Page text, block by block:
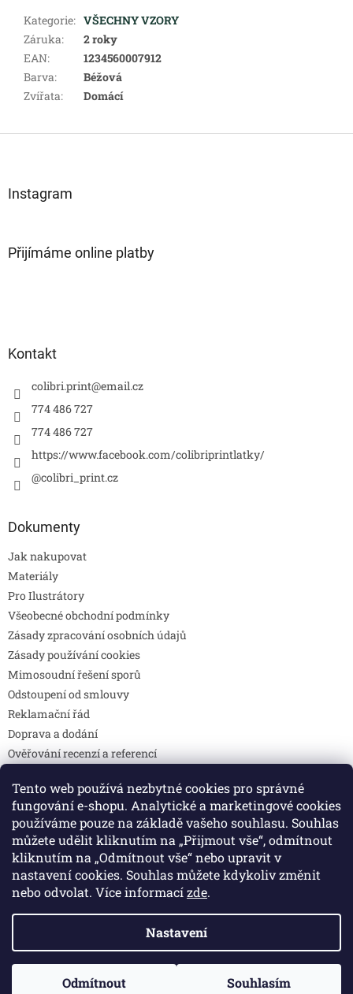
Tento web používá nezbytné cookies pro správné
fungování e-shopu. Analytické a marketingové cookies
používáme pouze na základě vašeho souhlasu. Souhlas
můžete udělit kliknutím na „Přijmout vše“, odmítnout
kliknutím na „Odmítnout vše“ nebo upravit v
nastavení cookies. Souhlas můžete kdykoliv změnit
nebo odvolat. Více informacízde.
Nastavení
Odmítnout Souhlasím
Kategorie: VŠECHNY VZORY
Záruka:
2 roky
EAN:
1234560007912
Barva:
Béžová
Zvířata: Domácí
Instagram
Přijímáme online platby
Kontakt
colibri.print@email.cz
774 486 727
774 486 727
https://www.facebook.com/colibriprintlatky/
@colibri_print.cz
Dokumenty
Jak nakupovat
Materiály
Pro Ilustrátory
Všeobecné obchodní podmínky
Zásady zpracování osobních údajů
Zásady používání cookies
Mimosoudní řešení sporů
Odstoupení od smlouvy
Reklamační řád
Doprava a dodání
Ověřování recenzí a referencí
Prohlášení o shodě
Způsoby platby
DOTAZY
Kontakty
Copyright 2026Colibri print. Všechna práva vyhrazena.
Upravit nastavení cookies